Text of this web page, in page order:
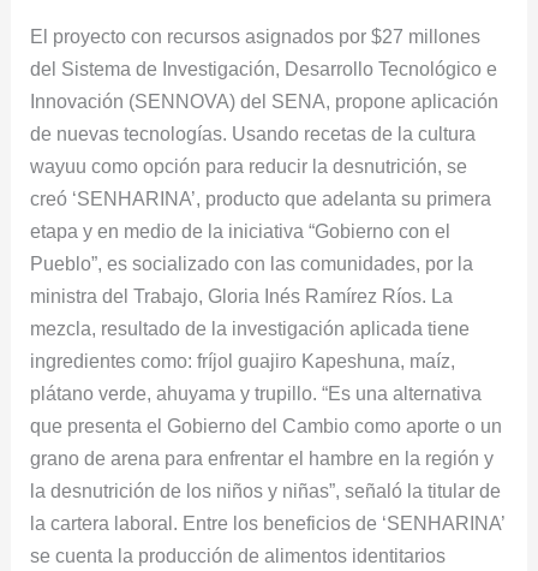
El proyecto con recursos asignados por $27 millones
del Sistema de Investigación, Desarrollo Tecnológico e
Innovación (SENNOVA) del SENA, propone aplicación
de nuevas tecnologías. Usando recetas de la cultura
wayuu como opción para reducir la desnutrición, se
creó ‘SENHARINA’, producto que adelanta su primera
etapa y en medio de la iniciativa “Gobierno con el
Pueblo”, es socializado con las comunidades, por la
ministra del Trabajo, Gloria Inés Ramírez Ríos. La
mezcla, resultado de la investigación aplicada tiene
ingredientes como: fríjol guajiro Kapeshuna, maíz,
plátano verde, ahuyama y trupillo. “Es una alternativa
que presenta el Gobierno del Cambio como aporte o un
grano de arena para enfrentar el hambre en la región y
la desnutrición de los niños y niñas”, señaló la titular de
la cartera laboral. Entre los beneficios de ‘SENHARINA’
se cuenta la producción de alimentos identitarios
desnutrición
en
La
Guajira